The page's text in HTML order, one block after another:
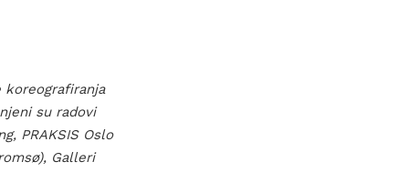
su radovi
PRAKSIS Oslo
Galleri